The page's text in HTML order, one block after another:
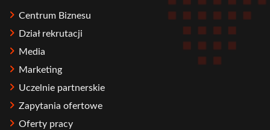
Centrum Biznesu
Dział rekrutacji
Media
Marketing
Uczelnie partnerskie
Zapytania ofertowe
Oferty pracy